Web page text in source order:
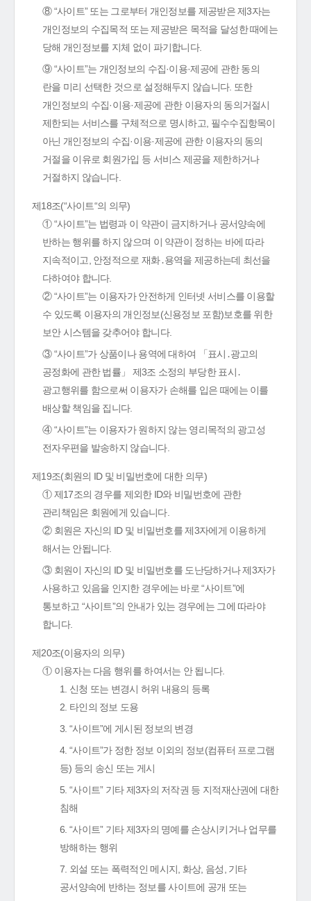
⑧ “사이트” 또는 그로부터 개인정보를 제공받은 제3자는
개인정보의 수집목적 또는 제공받은 목적을 달성한 때에는
당해 개인정보를 지체 없이 파기합니다.
⑨ “사이트”는 개인정보의 수집·이용·제공에 관한 동의
란을 미리 선택한 것으로 설정해두지 않습니다. 또한
개인정보의 수집·이용·제공에 관한 이용자의 동의거절시
제한되는 서비스를 구체적으로 명시하고, 필수수집항목이
아닌 개인정보의 수집·이용·제공에 관한 이용자의 동의
거절을 이유로 회원가입 등 서비스 제공을 제한하거나
거절하지 않습니다.
제18조(“사이트“의 의무)
① “사이트”는 법령과 이 약관이 금지하거나 공서양속에
반하는 행위를 하지 않으며 이 약관이 정하는 바에 따라
지속적이고, 안정적으로 재화․용역을 제공하는데 최선을
다하여야 합니다.
② “사이트”는 이용자가 안전하게 인터넷 서비스를 이용할
수 있도록 이용자의 개인정보(신용정보 포함)보호를 위한
보안 시스템을 갖추어야 합니다.
③ “사이트”가 상품이나 용역에 대하여 「표시․광고의
공정화에 관한 법률」 제3조 소정의 부당한 표시․
광고행위를 함으로써 이용자가 손해를 입은 때에는 이를
배상할 책임을 집니다.
④ “사이트”는 이용자가 원하지 않는 영리목적의 광고성
전자우편을 발송하지 않습니다.
제19조(회원의 ID 및 비밀번호에 대한 의무)
① 제17조의 경우를 제외한 ID와 비밀번호에 관한
관리책임은 회원에게 있습니다.
② 회원은 자신의 ID 및 비밀번호를 제3자에게 이용하게
해서는 안됩니다.
③ 회원이 자신의 ID 및 비밀번호를 도난당하거나 제3자가
사용하고 있음을 인지한 경우에는 바로 “사이트”에
통보하고 “사이트”의 안내가 있는 경우에는 그에 따라야
합니다.
제20조(이용자의 의무)
① 이용자는 다음 행위를 하여서는 안 됩니다.
1. 신청 또는 변경시 허위 내용의 등록
2. 타인의 정보 도용
3. “사이트”에 게시된 정보의 변경
4. “사이트”가 정한 정보 이외의 정보(컴퓨터 프로그램
등) 등의 송신 또는 게시
5. “사이트” 기타 제3자의 저작권 등 지적재산권에 대한
침해
6. “사이트” 기타 제3자의 명예를 손상시키거나 업무를
방해하는 행위
7. 외설 또는 폭력적인 메시지, 화상, 음성, 기타
공서양속에 반하는 정보를 사이트에 공개 또는